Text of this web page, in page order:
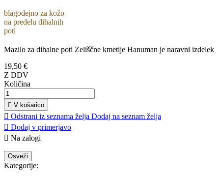
blagodejno za kožo
na predelu dihalnih
poti
Mazilo za dihalne poti Zeliščne kmetije Hanuman je naravni izdelek
19,50 €
Z DDV
Količina
 V košarico
 Odstrani iz seznama želja Dodaj na seznam želja
 Dodaj v primerjavo
 Na zalogi
Kategorije: